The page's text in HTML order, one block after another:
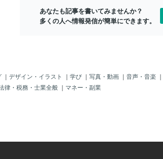
ツ
し
乗
」
悩』が失せてしまうのかな？ １０００億
円と言えば 大阪万博の上振れ予算額が １
０００億円だとか 最新のニュースで 聞き
思いっ切り 食費を削ったりは しました
けれど。 大谷翔平選手は １０００億 彼
あなたも記事を書いてみませんか？
多くの人へ情報発信が簡単にできます。
｜ デザイン・イラスト ｜ 学び ｜ 写真・動画 ｜ 音声・音楽 ｜
律・税務・士業全般 ｜ マネー・副業